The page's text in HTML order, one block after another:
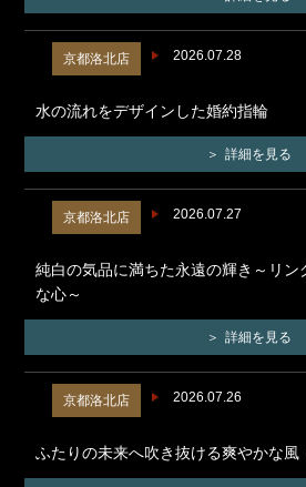
2026.07.28
京都洛北店
水の流れをデザインした婚約指輪
詳細を見る
2026.07.27
京都洛北店
純白の気品に満ちた永遠の輝き～リン
な心～
詳細を見る
2026.07.26
京都洛北店
ふたりの未来へ吹き抜ける爽やかな